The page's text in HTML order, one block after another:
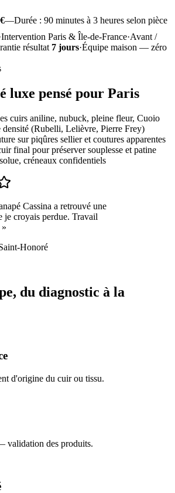
—Durée : 90 minutes à 3 heures selon pièce
Intervention Paris & Île-de-France·Avant /
résultat 7 jours·Équipe maison — zéro
luxe pensé pour Paris
cuirs aniline, nubuck, pleine fleur, Cuoio
densité (Rubelli, Lelièvre, Pierre Frey)
sur piqûres sellier et coutures apparentes
final pour préserver souplesse et patine
créneaux confidentiels
Cassina a retrouvé une
je croyais perdue. Travail
»
Honoré
du diagnostic à la
d'origine du cuir ou tissu.
validation des produits.